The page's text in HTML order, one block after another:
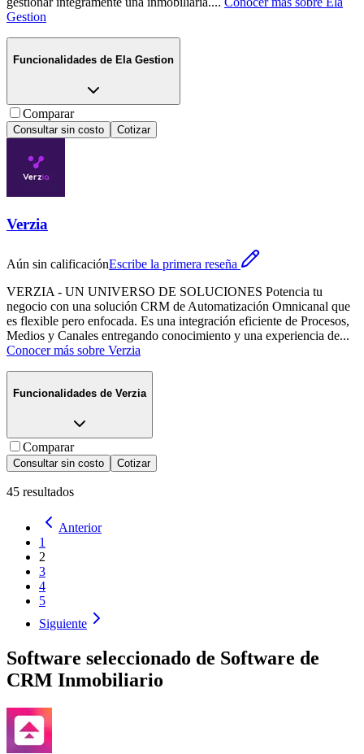
Gestion
Funcionalidades de Ela Gestion
Comparar
Consultar sin costo Cotizar
Verzia
Aún sin calificaciónEscribe la primera reseña
VERZIA - UN UNIVERSO DE SOLUCIONES Potencia tu
negocio con una solución CRM de Automatización Omnicanal que
es flexible pero enfocada. Es una integración eficiente de Procesos,
Medios y Canales entregando conocimiento y una experiencia de...
Conocer más sobre Verzia
Funcionalidades de Verzia
Comparar
Consultar sin costo Cotizar
45 resultados
Anterior
1
2
3
4
5
Siguiente
Software seleccionado de Software de
CRM Inmobiliario